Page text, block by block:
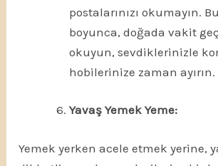
postalarınızı okumayın.
boyunca, doğada vakit
okuyun, sevdiklerinizle
hobilerinize zaman ayırın.
Yavaş Yemek Yeme:
Yemek yerken acele etmek yerine,